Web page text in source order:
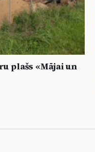
plašs «Mājai un